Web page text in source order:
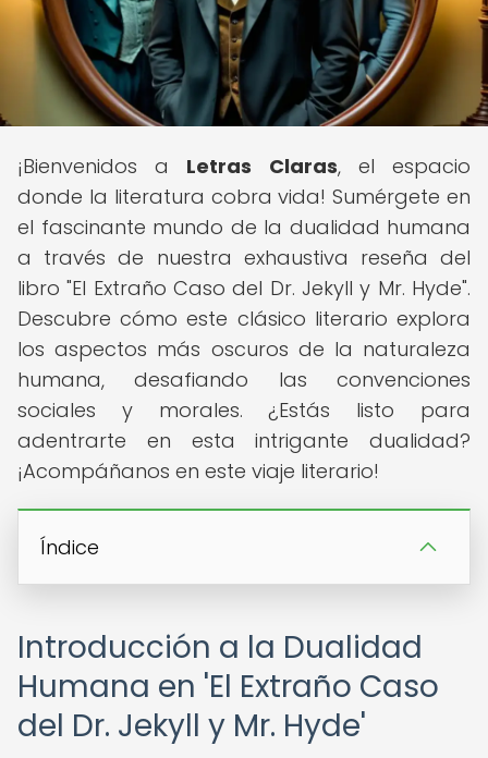
¡Bienvenidos a Letras Claras, el espacio
donde la literatura cobra vida! Sumérgete en
el fascinante mundo de la dualidad humana
a través de nuestra exhaustiva reseña del
libro "El Extraño Caso del Dr. Jekyll y Mr. Hyde".
Descubre cómo este clásico literario explora
los aspectos más oscuros de la naturaleza
humana, desafiando las convenciones
sociales y morales. ¿Estás listo para
adentrarte en esta intrigante dualidad?
¡Acompáñanos en este viaje literario!
Índice
Introducción a la Dualidad
Humana en 'El Extraño Caso
del Dr. Jekyll y Mr. Hyde'